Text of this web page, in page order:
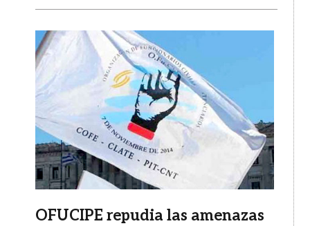
Imagen
OFUCIPE repudia las amenazas